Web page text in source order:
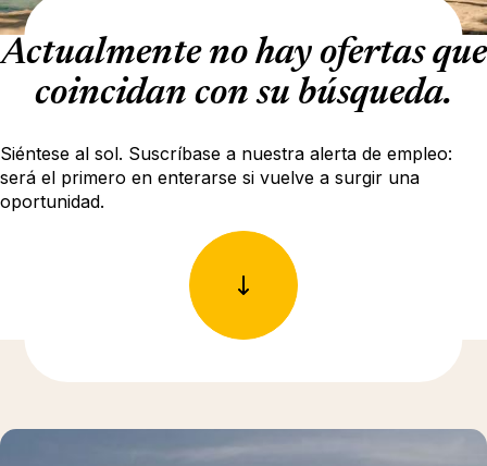
Actualmente no hay ofertas que
coincidan con su búsqueda.
Siéntese al sol. Suscríbase a nuestra alerta de empleo:
será el primero en enterarse si vuelve a surgir una
oportunidad.